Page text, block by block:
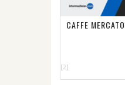
CAFFE
[2]